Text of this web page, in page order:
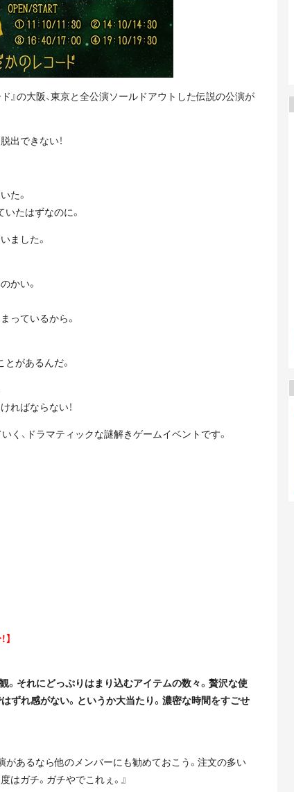
』の大阪、東京と全公演ソールドアウトした伝説の公演が
出できない！
た。
たはずなのに。
ました。
かい。
っているから。
があるんだ。
ればならない！
、ドラマティックな謎解きゲームイベントです。
。それにどっぷりはまり込むアイテムの数々。贅沢な使
ずれ感がない。というか大当たり。濃密な時間をすごせ
があるなら他のメンバーにも勧めておこう。注文の多い
はガチ。ガチやでこれぇ。』